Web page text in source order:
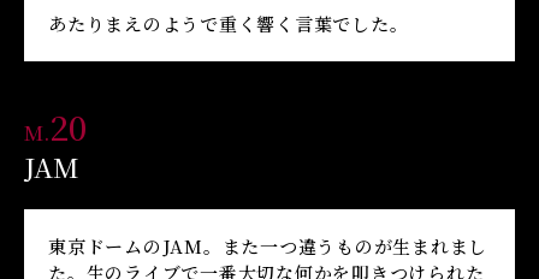
あたりまえのようで重く響く言葉でした。
M.20
JAM
東京ドームのJAM。また一つ違うものが生まれまし
た。生のライブで一番大切な何かを叩きつけられた